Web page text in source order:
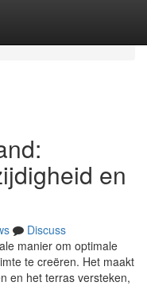
en
Discuss
manier om optimale
te creëren. Het maakt
en het terras versteken,